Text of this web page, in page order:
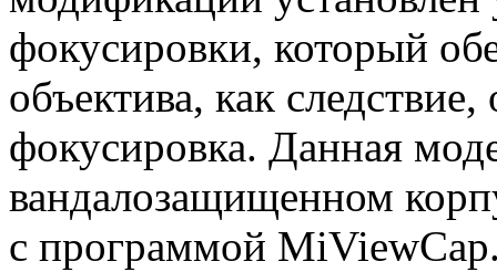
фокусировки, который
объектива, как
фокусировка. Данная
вандалозащищенном
с программой MiViewCap